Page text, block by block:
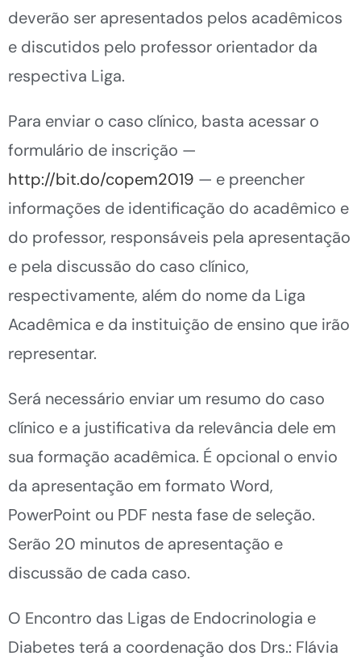
deverão ser apresentados pelos acadêmicos
e discutidos pelo professor orientador da
respectiva Liga.
Para enviar o caso clínico, basta acessar o
formulário de inscrição —
http://bit.do/copem2019 — e preencher
informações de identificação do acadêmico e
do professor, responsáveis pela apresentação
e pela discussão do caso clínico,
respectivamente, além do nome da Liga
Acadêmica e da instituição de ensino que irão
representar.
Será necessário enviar um resumo do caso
clínico e a justificativa da relevância dele em
sua formação acadêmica. É opcional o envio
da apresentação em formato Word,
PowerPoint ou PDF nesta fase de seleção.
Serão 20 minutos de apresentação e
discussão de cada caso.
O Encontro das Ligas de Endocrinologia e
Diabetes terá a coordenação dos Drs.: Flávia